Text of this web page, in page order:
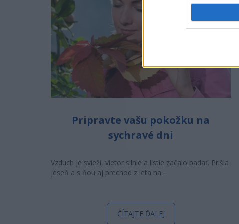
Pripravte vašu pokožku na
sychravé dni
Vzduch je svieži, vietor silnie a lístie začalo padať. Prišla
jeseň a s ňou aj prechod z leta na…
ČÍTAJTE ĎALEJ